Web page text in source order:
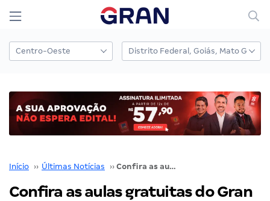
Início ›› Últimas Notícias ›› Confira as aulas gratuitas do Gran Cursos Online desta terça (14)!
Confira as aulas gratuitas do Gran